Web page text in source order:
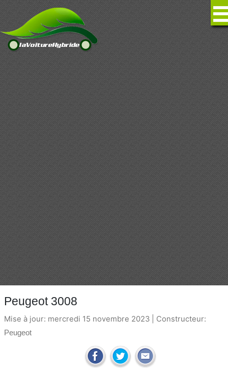
Peugeot 3008
Mise à jour: mercredi 15 novembre 2023 | Constructeur:
Peugeot